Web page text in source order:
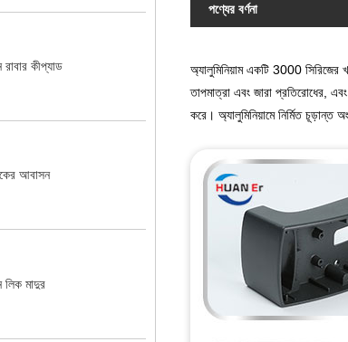
রাবার কীপ্যাড
আবাসন
লিক মাদুর
পণ্যের বর্ণনা
অ্যালুমিনিয়াম একটি 3000 সিরিজের
তাপমাত্রা এবং জারা প্রতিরোধের,
করে। অ্যালুমিনিয়ামে নির্মিত চূড়ান্ত